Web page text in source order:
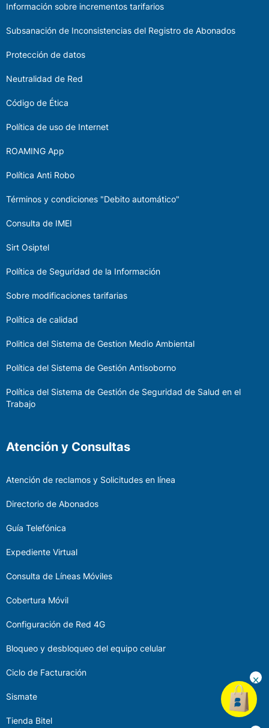
Información sobre incrementos tarifarios
Subsanación de Inconsistencias del Registro de Abonados
Protección de datos
Neutralidad de Red
Código de Ética
Política de uso de Internet
ROAMING App
Política Anti Robo
Términos y condiciones "Debito automático"
Consulta de IMEI
Sirt Osiptel
Política de Seguridad de la Información
Sobre modificaciones tarifarias
Política de calidad
Politica del Sistema de Gestion Medio Ambiental
Política del Sistema de Gestión Antisoborno
Política del Sistema de Gestión de Seguridad de Salud en el
Trabajo
Atención y Consultas
Atención de reclamos y Solicitudes en línea
Directorio de Abonados
Guía Telefónica
Expediente Virtual
Consulta de Líneas Móviles
Cobertura Móvil
Configuración de Red 4G
Bloqueo y desbloqueo del equipo celular
Ciclo de Facturación
Sismate
Tienda Bitel